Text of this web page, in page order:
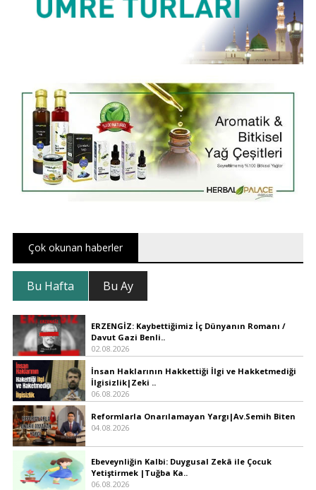
Çok okunan haberler
Bu Hafta Bu Ay
ERZENGİZ: Kaybettiğimiz İç Dünyanın Romanı /
Davut Gazi Benli..
02.08.2026
İnsan Haklarının Hakkettiği İlgi ve Hakketmediği
İlgisizlik|Zeki ..
06.08.2026
Reformlarla Onarılamayan Yargı|Av.Semih Biten
04.08.2026
Ebeveynliğin Kalbi: Duygusal Zekâ ile Çocuk
Yetiştirmek |Tuğba Ka..
06.08.2026